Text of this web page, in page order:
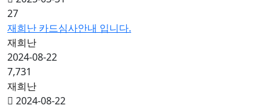
27
재희난 카드심사안내 입니다.
재희난
2024-08-22
7,731
재희난
2024-08-22